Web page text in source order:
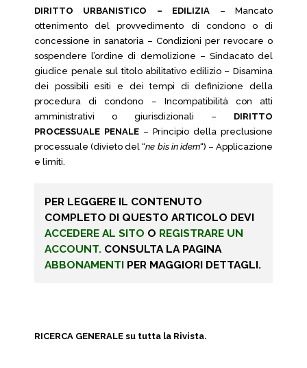
DIRITTO URBANISTICO – EDILIZIA – Mancato
ottenimento del provvedimento di condono o di
concessione in sanatoria – Condizioni per revocare o
sospendere l’ordine di demolizione – Sindacato del
giudice penale sul titolo abilitativo edilizio – Disamina
dei possibili esiti e dei tempi di definizione della
procedura di condono – Incompatibilità con atti
amministrativi o giurisdizionali – DIRITTO
PROCESSUALE PENALE – Principio della preclusione
processuale (divieto del “ne bis in idem“) – Applicazione
e limiti.
PER LEGGERE IL CONTENUTO
COMPLETO DI QUESTO ARTICOLO DEVI
ACCEDERE AL SITO O REGISTRARE UN
ACCOUNT. CONSULTA LA PAGINA
ABBONAMENTI PER MAGGIORI DETTAGLI.
RICERCA GENERALE su tutta la Rivista.